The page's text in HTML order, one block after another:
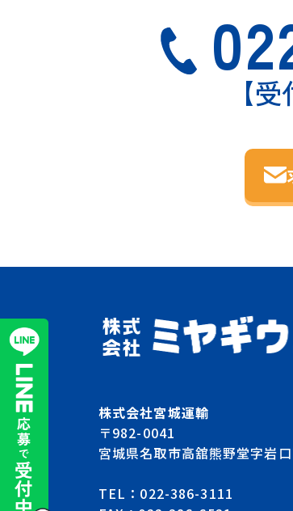
【
株式会社宮城運輸
〒982-0041
宮城県名取市高舘熊野堂字岩
TEL：022-386-3111